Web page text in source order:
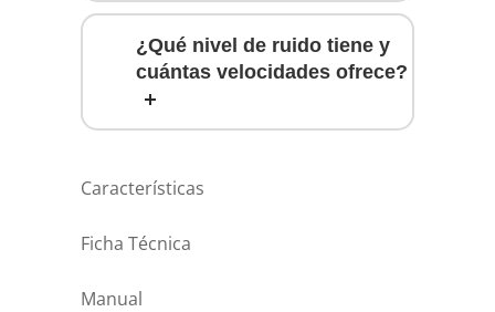
¿Qué nivel de ruido tiene y
cuántas velocidades ofrece?
Características
Ficha Técnica
Manual